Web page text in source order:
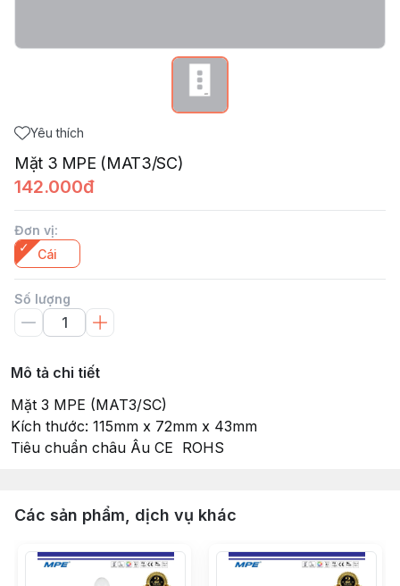
Yêu thích
Mặt 3 MPE (MAT3/SC)
142.000đ
Đơn vị:
Cái
Số lượng
Mô tả chi tiết
Mặt 3 MPE (MAT3/SC)
Kích thước: 115mm x 72mm x 43mm
Tiêu chuẩn châu Âu CE ROHS
Các sản phẩm, dịch vụ khác